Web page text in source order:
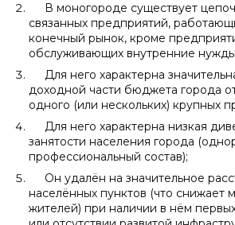
В моногороде существует
связанных предприятий,
конечный рынок, кроме
обслуживающих внутренние
Для него характерна
доходной части бюджета города
одного (или нескольких) крупных
Для него характерна низкая
занятости населения города
профессиональный состав);
Он удалён на значительное
населённых пунктов (что снижает
жителей) при наличии в нём